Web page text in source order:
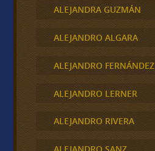
ALEJANDRA GUZMÁN
ALEJANDRO ALGARA
ALEJANDRO FERNÁNDEZ
ALEJANDRO LERNER
ALEJANDRO RIVERA